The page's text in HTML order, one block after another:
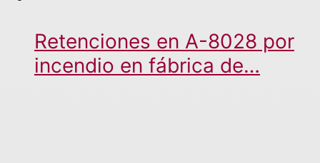
Retenciones en A-8028 por
incendio en fábrica de…